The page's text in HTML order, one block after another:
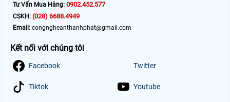
Tư Vấn Mua Hàng: 0902.452.577
CSKH: (028) 6688.4949
Email: congngheanthanhphat@gmail.com
Kết nối với chúng tôi
Facebook Twitter
Tiktok Youtube